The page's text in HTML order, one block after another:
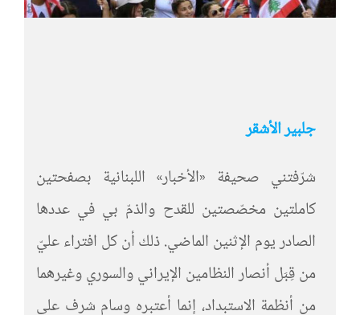
جلبير الأشقر
شرّفتني صحيفة «الأخبار» اللبنانية بصفحتين
كاملتين مخصّصتين للقدح والذمّ بي في عددها
الصادر يوم الإثنين الماضي. ذلك أن كل افتراء عليّ
من قِبَل أنصار النظامين الإيراني والسوري وغيرهما
من أنظمة الاستبداد، إنما أعتبره وسام شرف على